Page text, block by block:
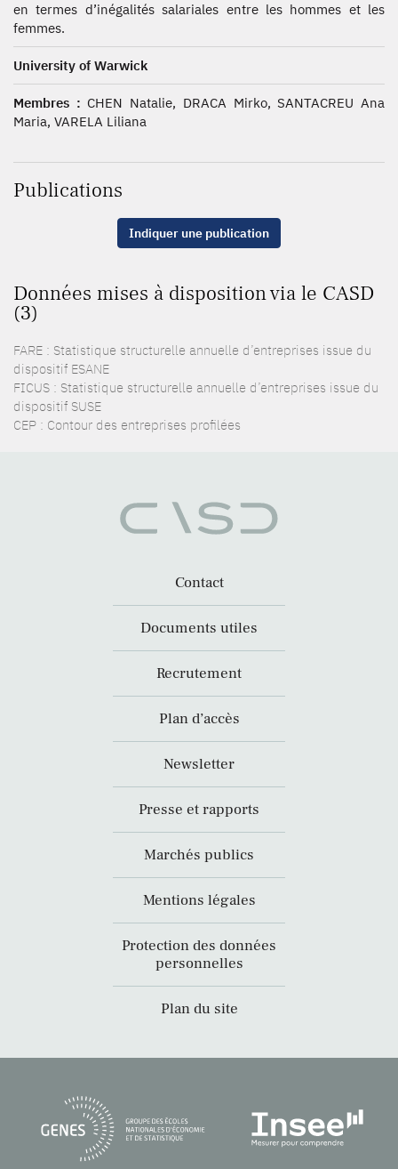
en termes d’inégalités salariales entre les hommes et les
femmes.
University of Warwick
Membres : CHEN Natalie, DRACA Mirko, SANTACREU Ana
Maria, VARELA Liliana
Publications
Indiquer une publication
Données mises à disposition via le CASD
(3)
FARE : Statistique structurelle annuelle d’entreprises issue du
dispositif ESANE
FICUS : Statistique structurelle annuelle d’entreprises issue du
dispositif SUSE
CEP : Contour des entreprises profilées
Contact
Documents utiles
Recrutement
Plan d’accès
Newsletter
Presse et rapports
Marchés publics
Mentions légales
Protection des données
personnelles
Plan du site